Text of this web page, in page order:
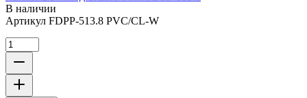
В наличии
Артикул FDPP-513.8 PVC/CL-W